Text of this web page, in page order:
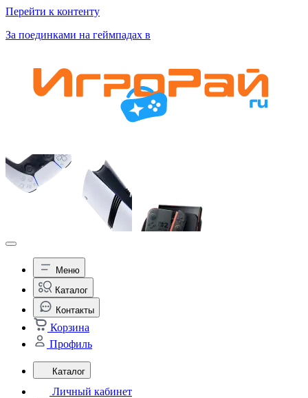
Перейти к контенту
За поединками на геймпадах в
Меню
Каталог
Контакты
Корзина
Профиль
Каталог
Личный кабинет